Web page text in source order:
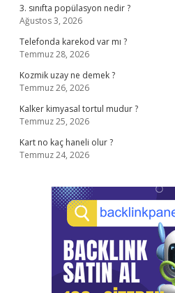
3. sınıfta popülasyon nedir ?
Ağustos 3, 2026
Telefonda karekod var mı ?
Temmuz 28, 2026
Kozmik uzay ne demek ?
Temmuz 26, 2026
Kalker kimyasal tortul mudur ?
Temmuz 25, 2026
Kart no kaç haneli olur ?
Temmuz 24, 2026